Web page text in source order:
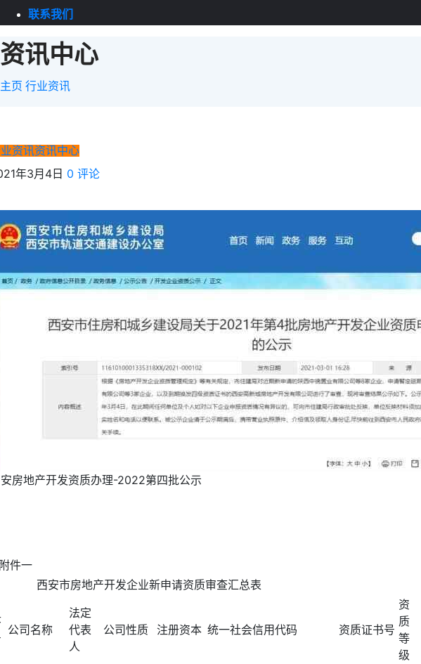
联系我们
资讯中心
主页 行业资讯
资讯资讯中心
年3月4日 0 评论
房地产开发资质办理-2022第四批公示
件一
西安市房地产开发企业新申请资质审查汇总表
公司名称
法定
代表
人
公司性质 注册资本 统一社会信用代码 资质证书号
资
质
等
级